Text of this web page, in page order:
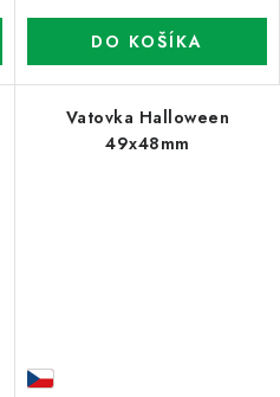
DO KOŠÍKA
Vatovka Halloween
49x48mm